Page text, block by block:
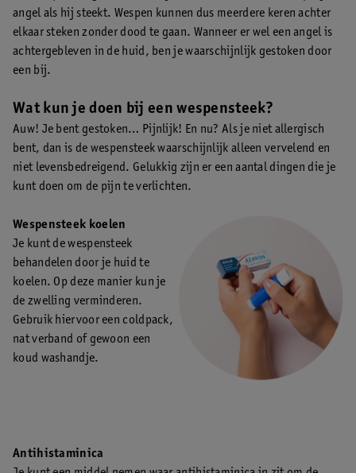
angel als hij steekt. Wespen kunnen dus meerdere keren achter
elkaar steken zonder dood te gaan. Wanneer er wel een angel is
achtergebleven in de huid, ben je waarschijnlijk gestoken door
een bij.
Wat kun je doen bij een wespensteek?
Auw! Je bent gestoken… Pijnlijk! En nu? Als je niet allergisch
bent, dan is de wespensteek waarschijnlijk alleen vervelend en
niet levensbedreigend. Gelukkig zijn er een aantal dingen die je
kunt doen om de pijn te verlichten.
Wespensteek koelen
Je kunt de wespensteek
behandelen door je huid te
koelen. Op deze manier kun je
de zwelling verminderen.
Gebruik hiervoor een coldpack,
nat verband of gewoon een
koud washandje.
Antihistaminica